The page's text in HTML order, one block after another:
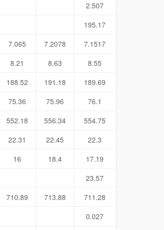
2.507
195.17
7.065 7.2078
7.1517
8.21 8.63
8.55
188.52 191.18
189.69
75.36 75.96
76.1
552.18 556.34
554.75
22.31 22.45
22.3
16 18.4
17.19
23.57
710.89 713.88
711.28
0.027